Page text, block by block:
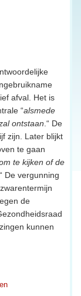
afval. Het is
“alsmede
ontstaan .“ De
zijn. Later blijkt
te gaan
te kijken of de
De vergunning
de
kunnen